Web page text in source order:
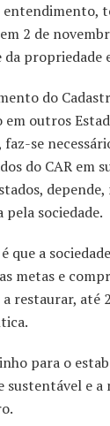
2 de
do
outros
se
do CAR em
sociedade.
que a
metas e
restaurar, até
para o
e